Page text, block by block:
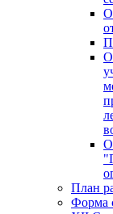
О
О
План
Форма